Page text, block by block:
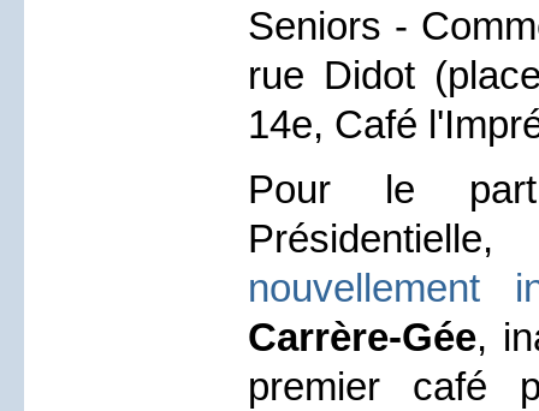
Seniors -
rue Didot
14e, Café
Pour le
nouvellement
Carrère-Gée,
premier café